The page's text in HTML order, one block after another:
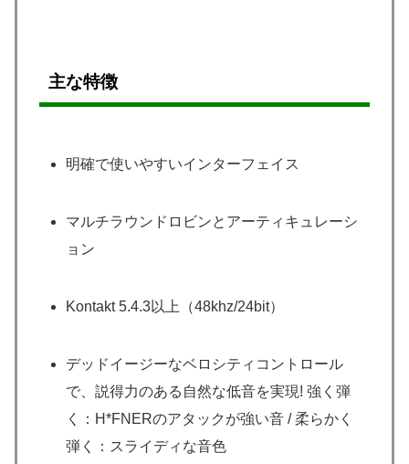
主な特徴
明確で使いやすいインターフェイス
マルチラウンドロビンとアーティキュレーシ
ョン
Kontakt 5.4.3以上（48khz/24bit）
デッドイージーなベロシティコントロール
で、説得力のある自然な低音を実現! 強く弾
く：H*FNERのアタックが強い音 / 柔らかく
弾く：スライディな音色